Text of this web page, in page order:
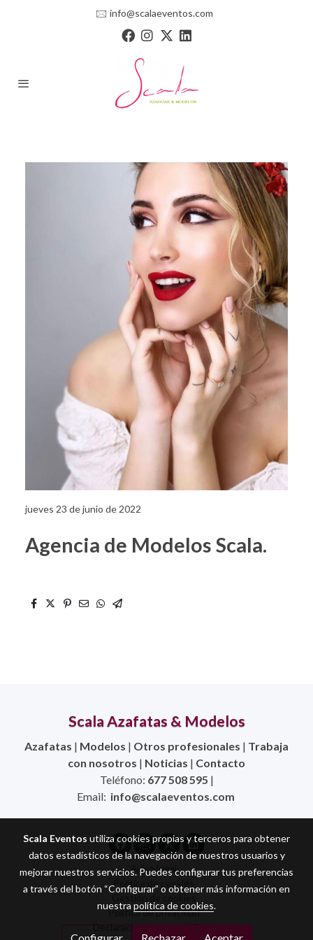
🖂 info@scalaeventos.com
jueves 23 de junio de 2022
Agencia de Modelos Scala.
Scala Azafatas & Modelos
Azafatas | Modelos | Otros profesionales | Trabaja
con nosotros | Noticias | Contacto
Teléfono: 677 508 595 |
Email: info@scalaeventos.com
Aviso legal
Política de cookies
Gestión de cookies
Política de privacidad
Declaración de accesibilidad
Scala Eventos utiliza cookies propias y terceros para obtener
datos estadísticos de la navegación de nuestros usuarios y
mejorar nuestros servicios. Puedes configurar tus preferencias
a través del botón “Configurar” o obtener más información en
nuestra política de cookies.